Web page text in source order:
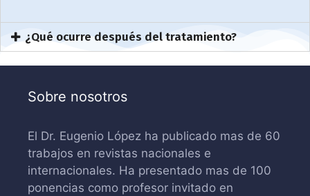
¿Qué ocurre después del tratamiento?
Sobre nosotros
El Dr. Eugenio López ha publicado mas de 60
trabajos en revistas nacionales e
internacionales. Ha presentado mas de 100
ponencias como profesor invitado en